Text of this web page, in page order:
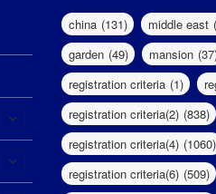
china (131) middle east
garden (49) mansion
registration criteria (1)
registration criteria(2) (838)
registration criteria(4) (1060)
registration criteria(6) (509)